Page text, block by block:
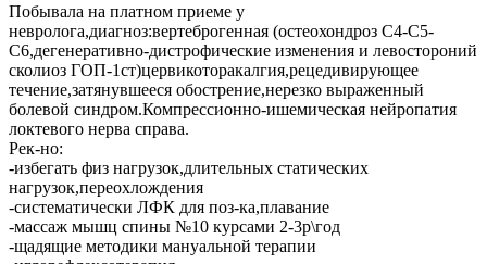
Побывала на платном приеме у
невролога,диагноз:вертеброгенная (остеохондроз С4-С5-
С6,дегенеративно-дистрофические изменения и левостороний
сколиоз ГОП-1ст)цервикоторакалгия,рецедивирующее
течение,затянувшееся обострение,нерезко выраженный
болевой синдром.Компрессионно-ишемическая нейропатия
локтевого нерва справа.
Рек-но:
-избегать физ нагрузок,длительных статических
нагрузок,переохлождения
-систематически ЛФК для поз-ка,плавание
-массаж мышц спины №10 курсами 2-3р\год
-щадящие методики мануальной терапии